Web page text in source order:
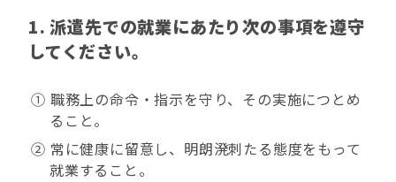
1. 派遣先での就業にあたり次の事項を遵守
してください。
① 職務上の命令・指示を守り、その実施につとめ
ること。
② 常に健康に留意し、明朗溌刺たる態度をもって
就業すること。